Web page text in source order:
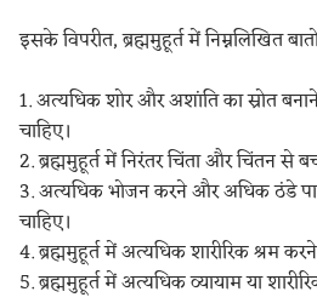
इसके विपरीत, ब्रह्ममुहूर्त में निम्नलिखित
1. अत्यधिक शोर और अशांति का स्रोत
चाहिए।
2. ब्रह्ममुहूर्त में निरंतर चिंता और चिंतन से
3. अत्यधिक भोजन करने और अधिक ठंडे
चाहिए।
4. ब्रह्ममुहूर्त में अत्यधिक शारीरिक श्रम
5. ब्रह्ममुहूर्त में अत्यधिक व्यायाम या